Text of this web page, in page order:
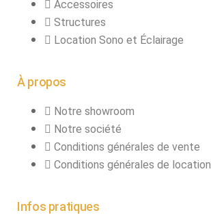
Accessoires
Structures
Location Sono et Éclairage
À propos
Notre showroom
Notre société
Conditions générales de vente
Conditions générales de location
Infos pratiques